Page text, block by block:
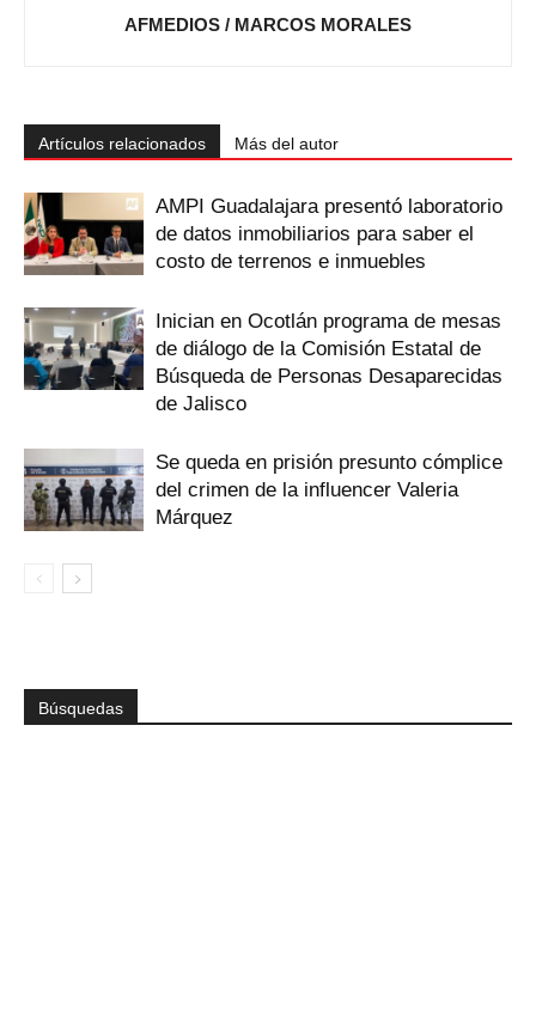
AFMEDIOS / MARCOS MORALES
Artículos relacionados Más del autor
AMPI Guadalajara presentó laboratorio
de datos inmobiliarios para saber el
costo de terrenos e inmuebles
Inician en Ocotlán programa de mesas
de diálogo de la Comisión Estatal de
Búsqueda de Personas Desaparecidas
de Jalisco
Se queda en prisión presunto cómplice
del crimen de la influencer Valeria
Márquez
Búsquedas